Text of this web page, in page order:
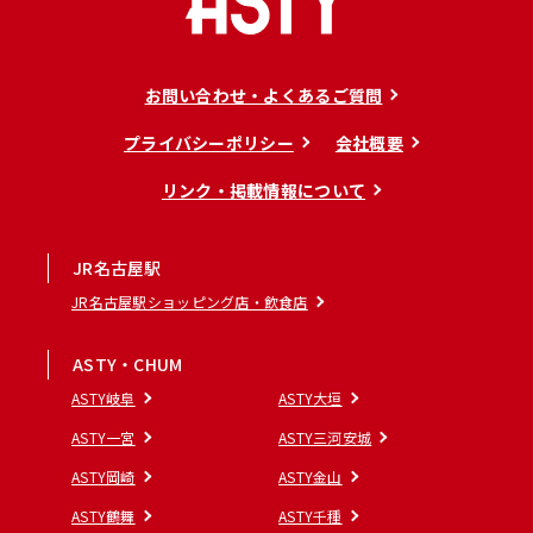
お問い合わせ・よくあるご質問
プライバシーポリシー
会社概要
リンク・掲載情報について
JR名古屋駅
JR名古屋駅ショッピング店・飲食店
ASTY・CHUM
ASTY岐阜
ASTY大垣
ASTY一宮
ASTY三河安城
ASTY岡崎
ASTY金山
ASTY鶴舞
ASTY千種